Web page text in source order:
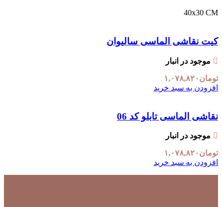
40x30 CM
کیت نقاشی الماسی سالیوان
موجود در انبار
تومان۱,۰۷۸,۸۲۰
افزودن به سبد خرید
نقاشی الماسی تابلو کد 06
موجود در انبار
تومان۱,۰۷۸,۸۲۰
افزودن به سبد خرید